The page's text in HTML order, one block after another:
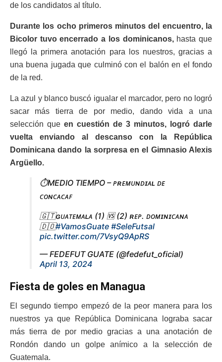
de los candidatos al título.
Durante los ocho primeros minutos del encuentro, la
Bicolor tuvo encerrado a los dominicanos,hasta que
llegó la primera anotación para los nuestros, gracias a
una buena jugada que culminó con el balón en el fondo
de la red.
La azul y blanco buscó igualar el marcador, pero no logró
sacar más tierra de por medio, dando vida a una
selección que en cuestión de 3 minutos, logró darle
vuelta enviando al descanso con la República
Dominicana dando la sorpresa en el Gimnasio Alexis
Argüello.
⏱️MEDIO TIEMPO – ᴘʀᴇᴍᴜɴᴅɪᴀʟ ᴅᴇ
ᴄᴏɴᴄᴀᴄᴀꜰ
🇬🇹ɢᴜᴀᴛᴇᴍᴀʟᴀ (1) 🆚 (2) ʀᴇᴘ. ᴅᴏᴍɪɴɪᴄᴀɴᴀ
🇩🇴#VamosGuate #SeleFutsal
pic.twitter.com/7VsyQ9ApRS
— FEDEFUT GUATE (@fedefut_oficial)
April 13, 2024
Fiesta de goles en Managua
El segundo tiempo empezó de la peor manera para los
nuestros ya que República Dominicana lograba sacar
más tierra de por medio gracias a una anotación de
Rondón dando un golpe anímico a la selección de
Guatemala.